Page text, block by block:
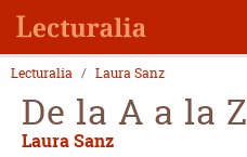
Lecturalia Laura Sanz
De la A a la Z
Laura Sanz